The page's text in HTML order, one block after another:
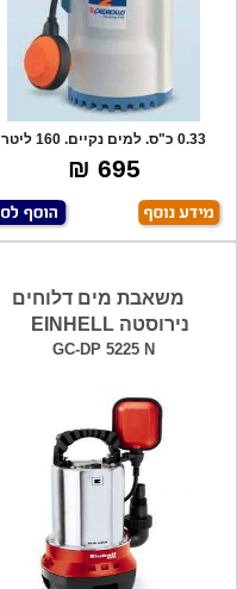
0.33 כ"ס. למים נקיים. 160 ליטר
לדקה.מתאי
695 ₪
משאבת מים דלוחים
נירוסטה EINHELL
GC-DP 5225 N